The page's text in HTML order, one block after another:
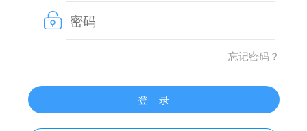
忘记密码？
登 录